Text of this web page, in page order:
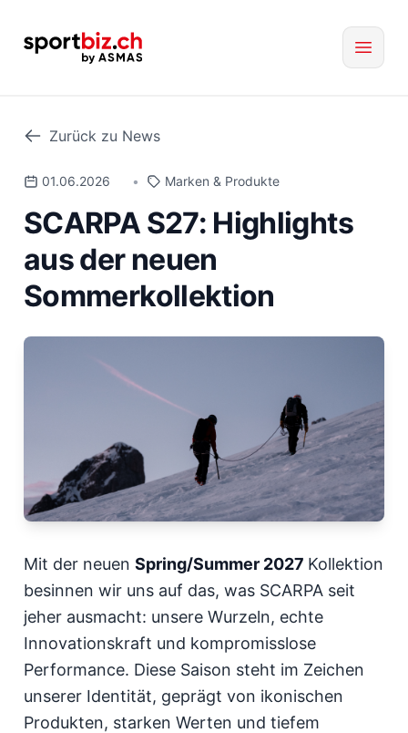
Zurück zu News
01.06.2026 • Marken & Produkte
SCARPA S27: Highlights
aus der neuen
Sommerkollektion
Mit der neuen Spring/Summer 2027 Kollektion
besinnen wir uns auf das, was SCARPA seit
jeher ausmacht: unsere Wurzeln, echte
Innovationskraft und kompromisslose
Performance. Diese Saison steht im Zeichen
unserer Identität, geprägt von ikonischen
Produkten, starken Werten und tiefem